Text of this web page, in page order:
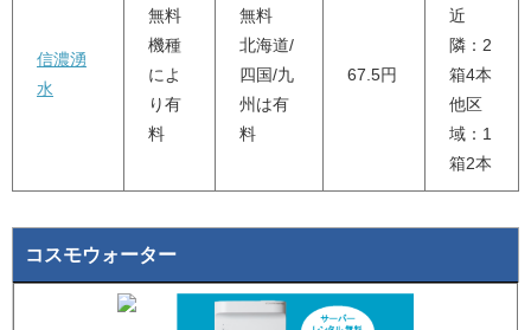
信濃湧
水
無料
機種
によ
り有
料
無料
北海道/
四国/九
州は有
料
67.5円
近
隣：2
箱4本
他区
域：1
箱2本
コスモウォーター